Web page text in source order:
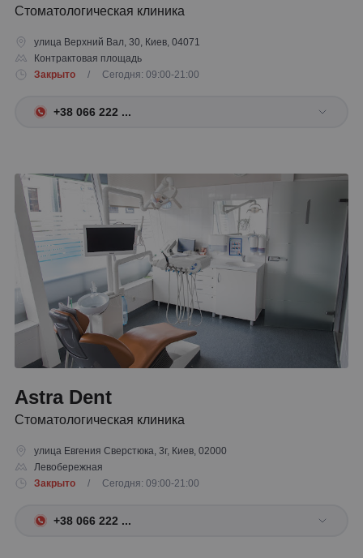
Стоматологическая клиника
улица Верхний Вал, 30, Киев, 04071
Контрактовая площадь
Закрыто
/ Сегодня: 09:00-21:00
+38 066 222 ...
Astra Dent
Стоматологическая клиника
улица Евгения Сверстюка, 3г, Киев, 02000
Левобережная
Закрыто
/ Сегодня: 09:00-21:00
+38 066 222 ...